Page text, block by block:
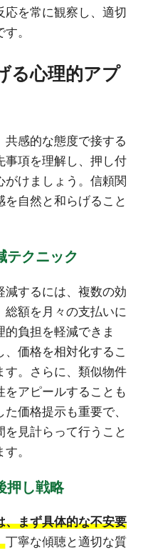
応を常に観察し、適切
。
る心理的アプ
共感的な態度で接する
事項を理解し、押し付
がけましょう。信頼関
自然と和らげること
テクニック
減するには、複数の効
額を月々の支払いに
負担を軽減できま
価格を相対化するこ
す。さらに、類似物件
をアピールすることも
価格提示も重要で、
見計らって行うこと
。
押し戦略
、まず具体的な不安要
丁寧な傾聴と適切な質